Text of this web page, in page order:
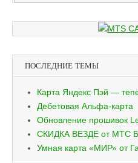
ПОСЛЕДНИЕ ТЕМЫ
Карта Яндекс Пэй —
Дебетовая Альфа-карта
Обновление прошивок
СКИДКА ВЕЗДЕ от МТС
Умная карта «МИР» от